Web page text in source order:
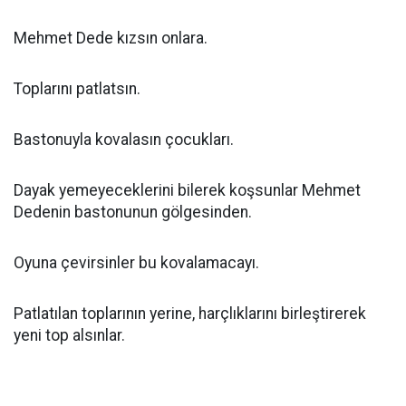
Mehmet Dede kızsın onlara.
Toplarını patlatsın.
Bastonuyla kovalasın çocukları.
Dayak yemeyeceklerini bilerek koşsunlar Mehmet
Dedenin bastonunun gölgesinden.
Oyuna çevirsinler bu kovalamacayı.
Patlatılan toplarının yerine, harçlıklarını birleştirerek
yeni top alsınlar.